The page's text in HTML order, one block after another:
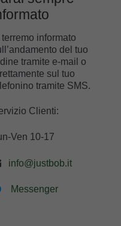
terremo informato
del tuo
tramite e-mail o
sul tuo
tramite SMS.
Clienti:
Ven 10-17
info@justbob.it
Messenger